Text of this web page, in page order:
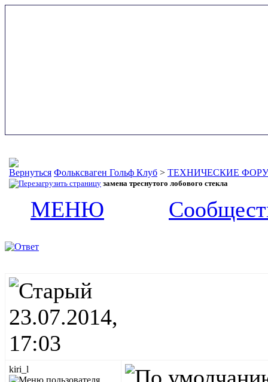
Фольксваген Гольф Клуб > ТЕХНИЧЕСКИЕ
замена треснутого лобового стекла
МЕНЮ
23.07.2014,
17:03
kiri_l